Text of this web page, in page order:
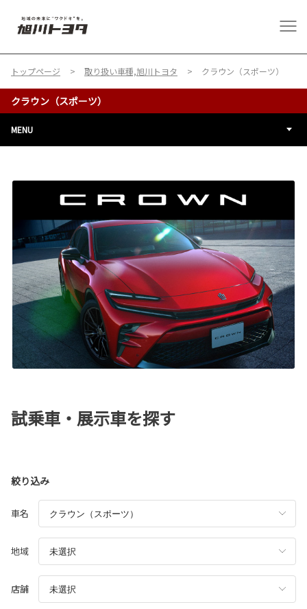
トップページ 取り扱い車種,旭川トヨタ クラウン（スポーツ）
クラウン（スポーツ）
MENU
試乗車・展示車を探す
絞り込み
車名
地域
店舗